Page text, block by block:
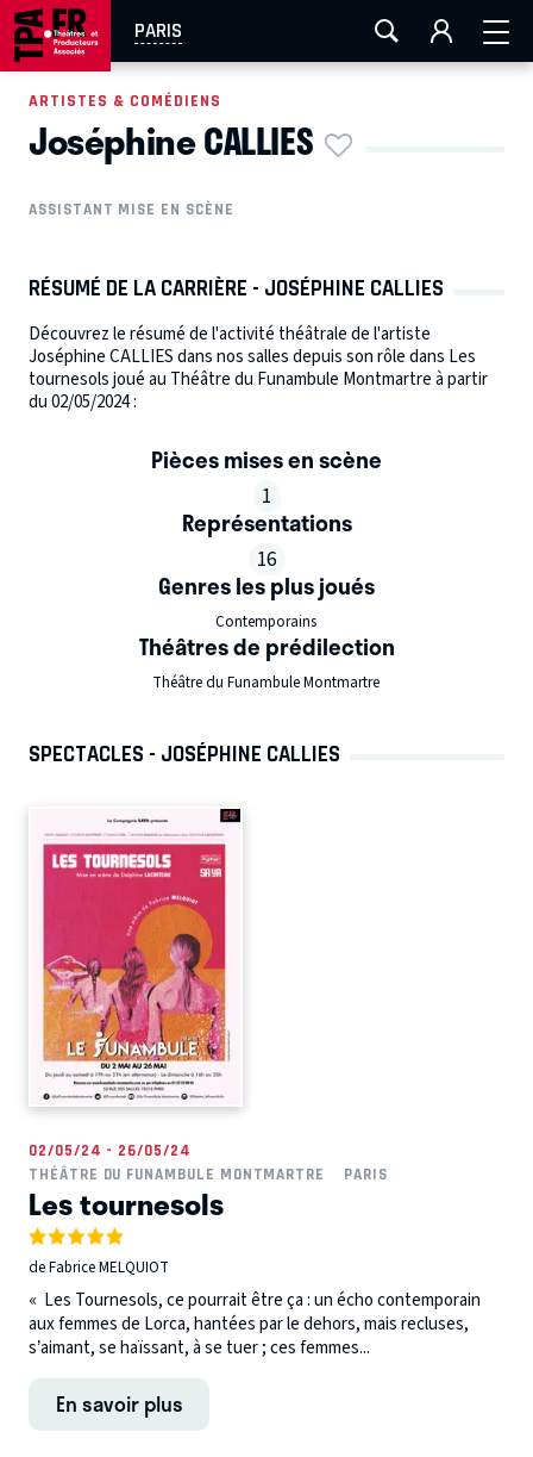
PARIS
AIX-MARSEILLE LA ROCHELLE
EN TOURNÉE
ARTISTES & COMÉDIENS
Joséphine CALLIES
ASSISTANT MISE EN SCÈNE
RÉSUMÉ DE LA CARRIÈRE - JOSÉPHINE CALLIES
Découvrez le résumé de l'activité théâtrale de l'artiste
Joséphine CALLIES dans nos salles depuis son rôle dans Les
tournesols joué au Théâtre du Funambule Montmartre à partir
du 02/05/2024 :
Pièces mises en scène
1
Représentations
16
Genres les plus joués
Contemporains
Théâtres de prédilection
Théâtre du Funambule Montmartre
SPECTACLES - JOSÉPHINE CALLIES
02/05/24 - 26/05/24
THÉÂTRE DU FUNAMBULE MONTMARTRE
PARIS
Les tournesols
de Fabrice MELQUIOT
« Les Tournesols, ce pourrait être ça : un écho contemporain
aux femmes de Lorca, hantées par le dehors, mais recluses,
s’aimant, se haïssant, à se tuer ; ces femmes...
En savoir plus